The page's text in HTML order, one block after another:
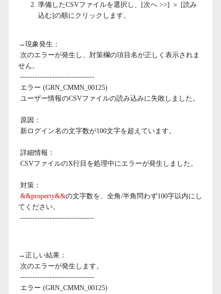
準備したCSVファイルを選択し、[次へ >>] ＞ [読み
込む]の順にクリックします。
→現象発生：
次のエラーが発生し、対策欄の項目名が正しく表示されま
せん。
------------------------------
エラー (GRN_CMMN_00125)
ユーザー情報のCSVファイルの読み込みに失敗しました。
原因：
新ログイン名の文字数が100文字を超えています。
詳細情報：
CSVファイルのX行目を処理中にエラーが発生しました。
対策：
&&property&&の文字数を、全角/半角問わず100字以内にし
てください。
------------------------------
→正しい結果：
次のエラーが発生します。
------------------------------
エラー (GRN_CMMN_00125)